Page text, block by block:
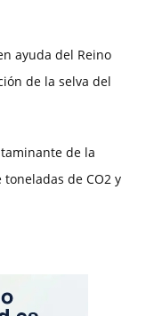
ayuda del Reino
de la selva del
de la
de CO2 y